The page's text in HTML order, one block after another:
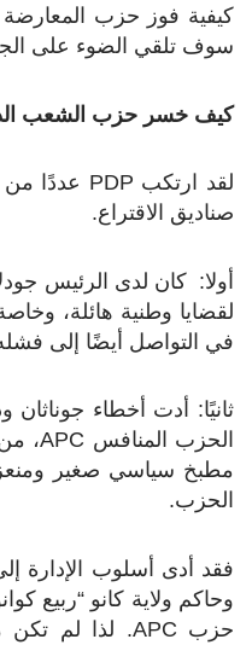
سوف تلقي الضوء على
كيف خسر حزب الشعب
لقد ارتكب PDP عددًا
صناديق الاقتراع.
أولا: كان لدى الرئيس
لقضايا وطنية هائلة،
في التواصل أيضًا إلى
ثانيًا: أدت أخطاء
الحزب المنافس APC،
مطبخ سياسي صغير
الحزب.
فقد أدى أسلوب الإدارة
وحاكم ولاية كانو “ربيع
حزب APC. لذا لم تكن